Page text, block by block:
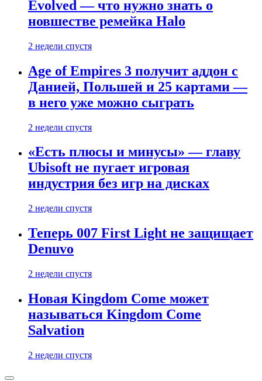
Evolved — что нужно знать о
новшестве ремейка Halo
2 недели спустя
Age of Empires 3 получит аддон с
Данией, Польшей и 25 картами —
в него уже можно сыграть
2 недели спустя
«Есть плюсы и минусы» — главу
Ubisoft не пугает игровая
индустрия без игр на дисках
2 недели спустя
Теперь 007 First Light не защищает
Denuvo
2 недели спустя
Новая Kingdom Come может
называться Kingdom Come
Salvation
2 недели спустя